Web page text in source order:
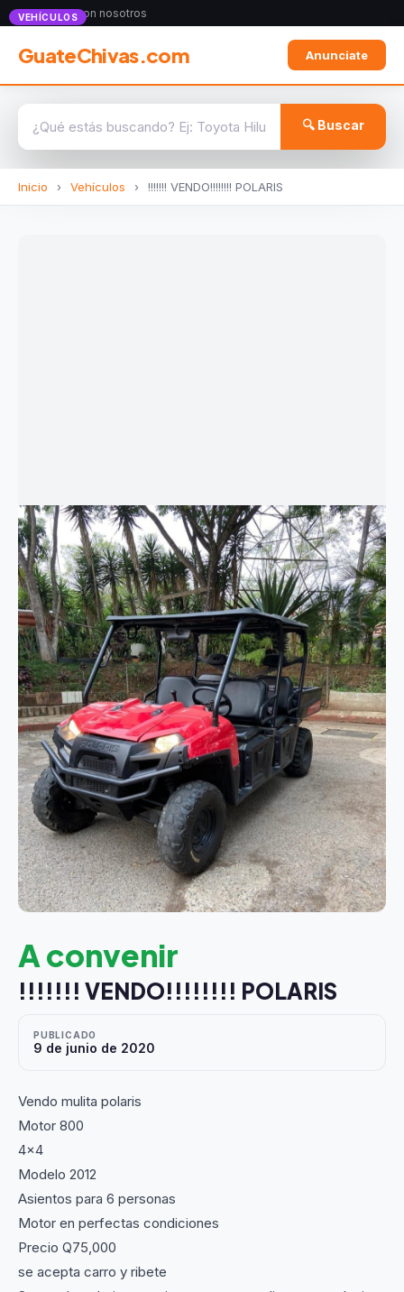
Anunciate con nosotros
GuateChivas.com Anunciate
🔍 Buscar
Inicio › Vehículos › !!!!!!! VENDO!!!!!!!! POLARIS
VEHÍCULOS
A convenir
!!!!!!! VENDO!!!!!!!! POLARIS
PUBLICADO
9 de junio de 2020
Vendo mulita polaris
Motor 800
4x4
Modelo 2012
Asientos para 6 personas
Motor en perfectas condiciones
Precio Q75,000
se acepta carro y ribete